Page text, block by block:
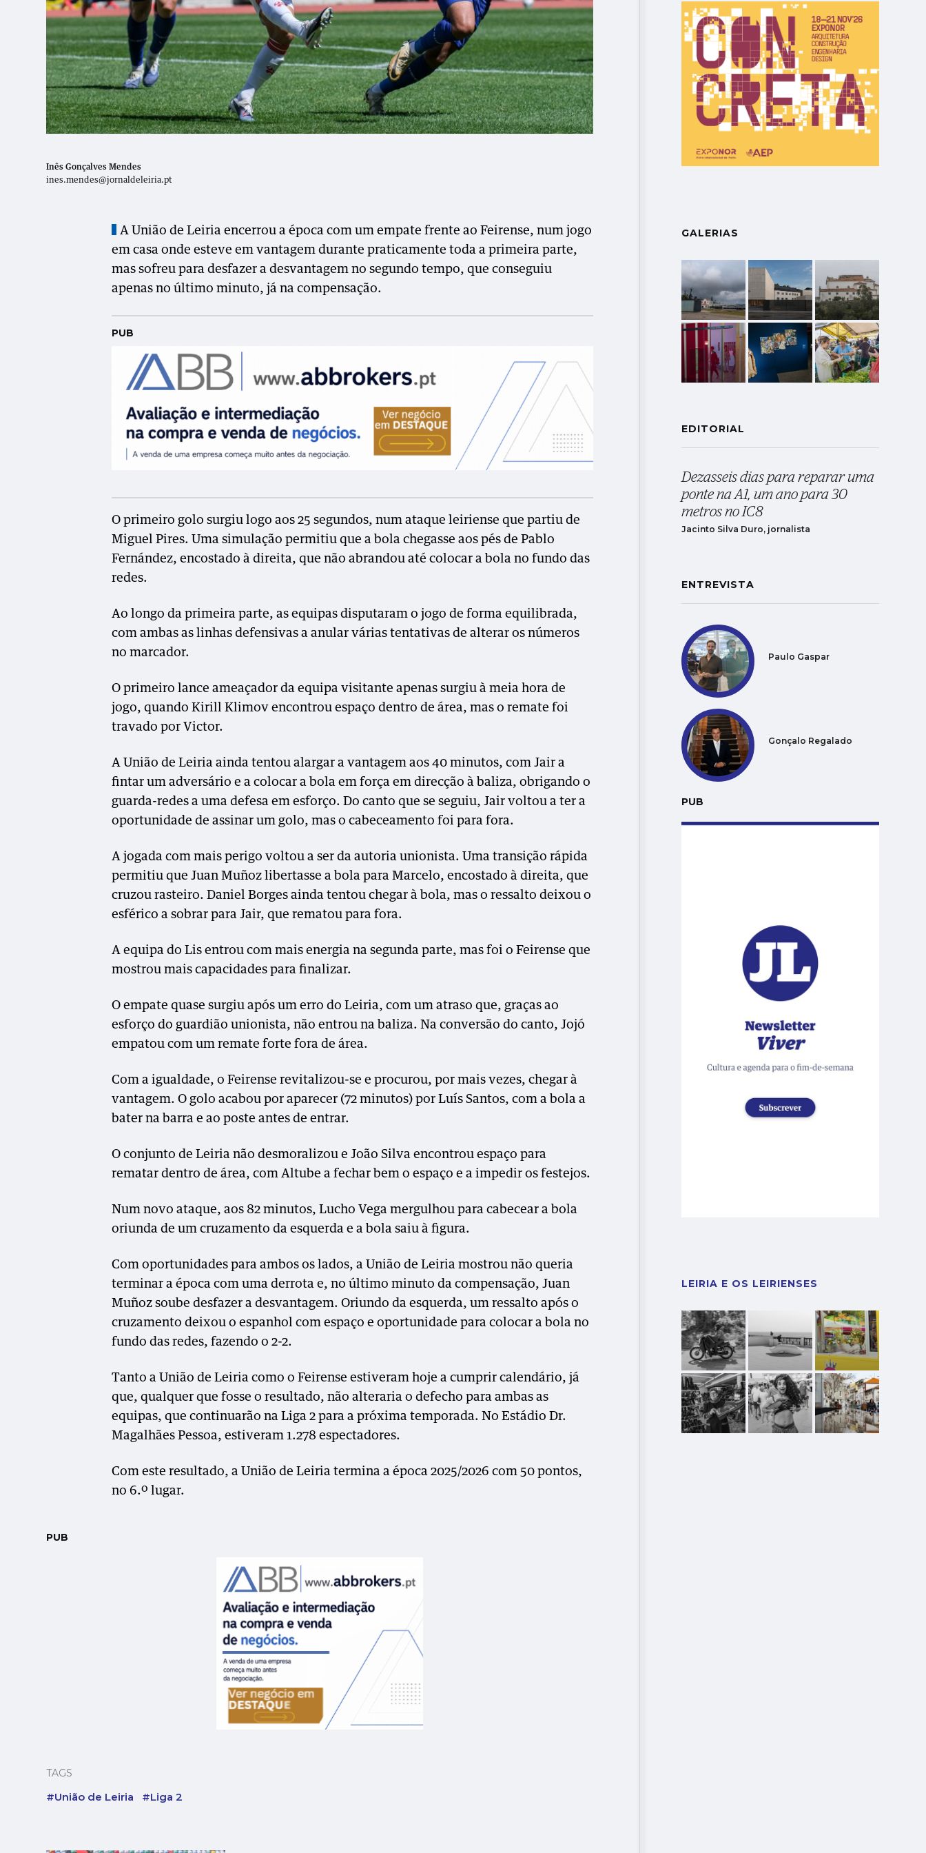
Inês Gonçalves Mendes
ines.mendes@jornaldeleiria.pt
A União de Leiria encerrou a época com um empate frente ao Feirense, num jogo
em casa onde esteve em vantagem durante praticamente toda a primeira parte,
mas sofreu para desfazer a desvantagem no segundo tempo, que conseguiu
apenas no último minuto, já na compensação.
PUB
O primeiro golo surgiu logo aos 25 segundos, num ataque leiriense que partiu de
Miguel Pires. Uma simulação permitiu que a bola chegasse aos pés de Pablo
Fernández, encostado à direita, que não abrandou até colocar a bola no fundo das
redes.
Ao longo da primeira parte, as equipas disputaram o jogo de forma equilibrada,
com ambas as linhas defensivas a anular várias tentativas de alterar os números
no marcador.
O primeiro lance ameaçador da equipa visitante apenas surgiu à meia hora de
jogo, quando Kirill Klimov encontrou espaço dentro de área, mas o remate foi
travado por Victor.
A União de Leiria ainda tentou alargar a vantagem aos 40 minutos, com Jair a
fintar um adversário e a colocar a bola em força em direcção à baliza, obrigando o
guarda-redes a uma defesa em esforço. Do canto que se seguiu, Jair voltou a ter a
oportunidade de assinar um golo, mas o cabeceamento foi para fora.
A jogada com mais perigo voltou a ser da autoria unionista. Uma transição rápida
permitiu que Juan Muñoz libertasse a bola para Marcelo, encostado à direita, que
cruzou rasteiro. Daniel Borges ainda tentou chegar à bola, mas o ressalto deixou o
esférico a sobrar para Jair, que rematou para fora.
A equipa do Lis entrou com mais energia na segunda parte, mas foi o Feirense que
mostrou mais capacidades para finalizar.
O empate quase surgiu após um erro do Leiria, com um atraso que, graças ao
esforço do guardião unionista, não entrou na baliza. Na conversão do canto, Jojó
empatou com um remate forte fora de área.
Com a igualdade, o Feirense revitalizou-se e procurou, por mais vezes, chegar à
vantagem. O golo acabou por aparecer (72 minutos) por Luís Santos, com a bola a
bater na barra e ao poste antes de entrar.
O conjunto de Leiria não desmoralizou e João Silva encontrou espaço para
rematar dentro de área, com Altube a fechar bem o espaço e a impedir os festejos.
Num novo ataque, aos 82 minutos, Lucho Vega mergulhou para cabecear a bola
oriunda de um cruzamento da esquerda e a bola saiu à figura.
Com oportunidades para ambos os lados, a União de Leiria mostrou não queria
terminar a época com uma derrota e, no último minuto da compensação, Juan
Muñoz soube desfazer a desvantagem. Oriundo da esquerda, um ressalto após o
cruzamento deixou o espanhol com espaço e oportunidade para colocar a bola no
fundo das redes, fazendo o 2-2.
Tanto a União de Leiria como o Feirense estiveram hoje a cumprir calendário, já
que, qualquer que fosse o resultado, não alteraria o defecho para ambas as
equipas, que continuarão na Liga 2 para a próxima temporada. No Estádio Dr.
Magalhães Pessoa, estiveram 1.278 espectadores.
Com este resultado, a União de Leiria termina a época 2025/2026 com 50 pontos,
no 6.º lugar.
PUB
TAGS
#União de Leiria #Liga 2
GALERIAS
EDITORIAL
Dezasseis dias para reparar uma
ponte na A1, um ano para 30
metros no IC8
Jacinto Silva Duro, jornalista
ENTREVISTA
Paulo Gaspar
Gonçalo Regalado
PUB
LEIRIA E OS LEIRIENSES